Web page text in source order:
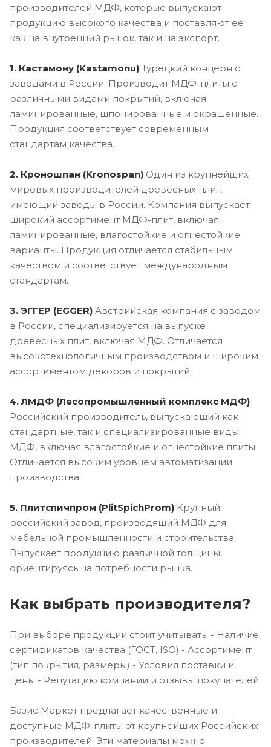
производителей МДФ, которые выпускают
продукцию высокого качества и поставляют ее
как на внутренний рынок, так и на экспорт.
1. Кастамону (Kastamonu) Турецкий концерн с
заводами в России. Производит МДФ-плиты с
различными видами покрытий, включая
ламинированные, шпонированные и окрашенные.
Продукция соответствует современным
стандартам качества.
2. Кроношпан (Kronospan) Один из крупнейших
мировых производителей древесных плит,
имеющий заводы в России. Компания выпускает
широкий ассортимент МДФ-плит, включая
ламинированные, влагостойкие и огнестойкие
варианты. Продукция отличается стабильным
качеством и соответствует международным
стандартам.
3. ЭГГЕР (EGGER) Австрийская компания с заводом
в России, специализируется на выпуске
древесных плит, включая МДФ. Отличается
высокотехнологичным производством и широким
ассортиментом декоров и покрытий.
4. ЛМДФ (Лесопромышленный комплекс МДФ)
Российский производитель, выпускающий как
стандартные, так и специализированные виды
МДФ, включая влагостойкие и огнестойкие плиты.
Отличается высоким уровнем автоматизации
производства.
5. Плитспичпром (PlitSpichProm) Крупный
российский завод, производящий МДФ для
мебельной промышленности и строительства.
Выпускает продукцию различной толщины,
ориентируясь на потребности рынка.
Как выбрать производителя?
При выборе продукции стоит учитывать: - Наличие
сертификатов качества (ГОСТ, ISO) - Ассортимент
(тип покрытия, размеры) - Условия поставки и
цены - Репутацию компании и отзывы покупателей
Базис Маркет предлагает качественные и
доступные МДФ-плиты от крупнейших Российских
производителей. Эти материалы можно